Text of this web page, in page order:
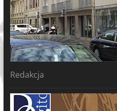
Redakcja